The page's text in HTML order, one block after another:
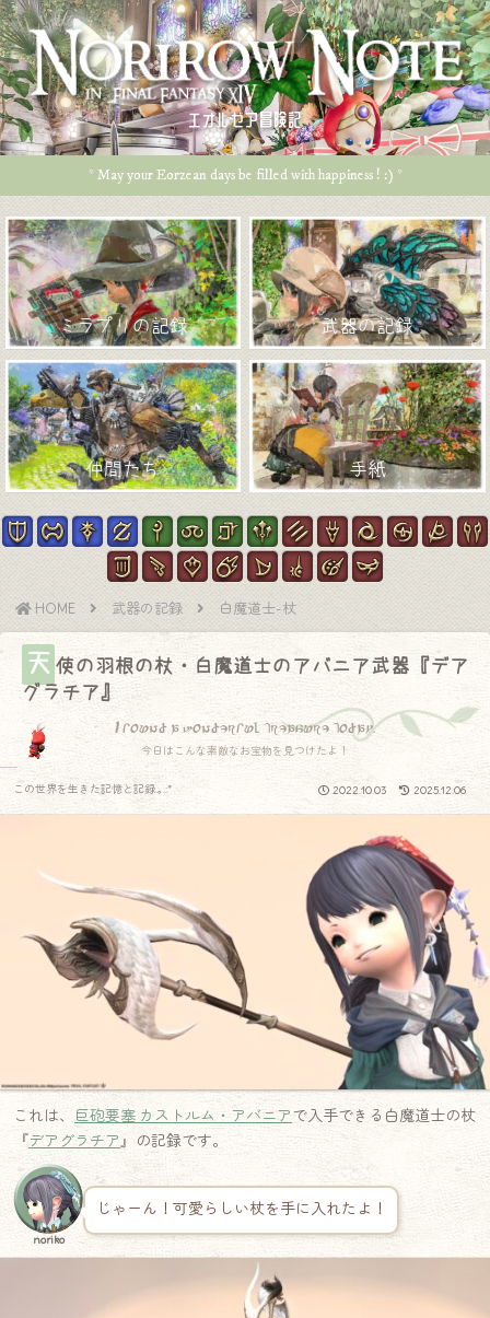
エオルゼア冒険記
* May your Eorzean days be filled with happiness ! :) *
ミラプリの記録 武器の記録
仲間たち 手紙
HOME 武器の記録 白魔道士-杖
天 使の羽根の杖・白魔道士のアバニア武器『デア
グラチア』
I found a wonderful treasure today.
今日はこんな素敵なお宝物を見つけたよ！
2022.10.03 2025.12.06
この世界を生きた記憶と記録.｡.:*
これは、 巨砲要塞 カストルム・アバニアで入手できる白魔道士の杖
『デアグラチア』の記録です。
noriko
じゃーん！可愛らしい杖を手に入れたよ！